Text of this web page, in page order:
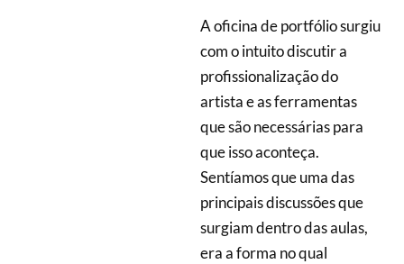
A oficina de portfólio surgiu
com o intuito discutir a
profissionalização do
artista e as ferramentas
que são necessárias para
que isso aconteça.
Sentíamos que uma das
principais discussões que
surgiam dentro das aulas,
era a forma no qual